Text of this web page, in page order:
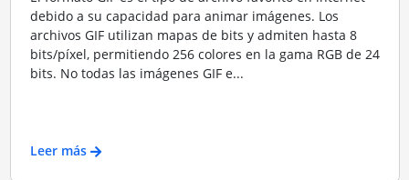
debido a su capacidad para animar imágenes. Los
archivos GIF utilizan mapas de bits y admiten hasta 8
bits/píxel, permitiendo 256 colores en la gama RGB de 24
bits. No todas las imágenes GIF e...
Leer más